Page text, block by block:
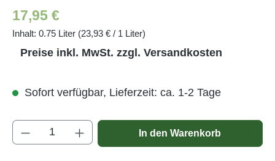
Regulärer Preis:
17,95 €
Inhalt: 0.75 Liter (23,93 € / 1 Liter)
Preise inkl. MwSt. zzgl. Versandkosten
Sofort verfügbar, Lieferzeit: ca. 1-2 Tage
Produkt Anzahl: Gib den gewünschten
In den Warenkorb